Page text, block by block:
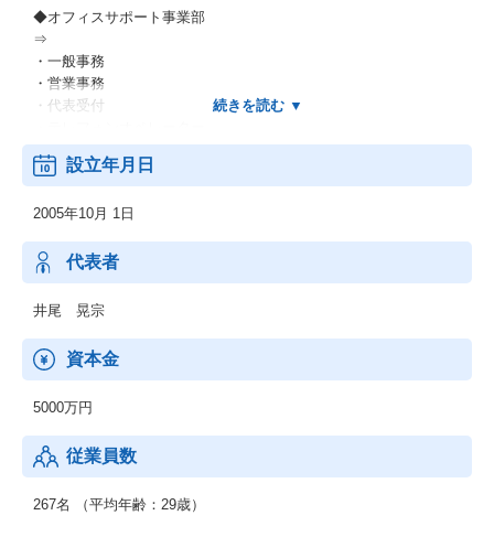
◆オフィスサポート事業部
⇒
・一般事務
・営業事務
・代表受付
ets
⇒
・介護ヘルパー
・介護士
・看護師
・看護助手
◆エージェント事業部
・人材業界
・IT業界
・不動産業界
・飲食業界
ets
設立年月日
2005年10月 1日
代表者
井尾 晃宗
資本金
5000万円
従業員数
267名 （平均年齢：29歳）